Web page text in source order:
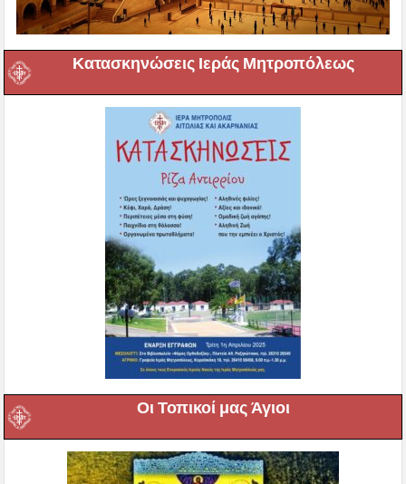
Κατασκηνώσεις Ιεράς Μητροπόλεως
Οι Τοπικοί μας Άγιοι